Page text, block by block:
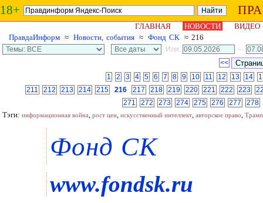
18+
ГЛАВНАЯ НОВОСТИ
ВИДЕО
ПравдаИнформ ≈ Новости, события ≈ Фонд СК ≈ 216
Или:
–
<<
1
2 3 4 5 6 7 8 9 10 11 12 13 14
211
212 213 214 215 216 217 218 219 220 221 222 223
271
272 273 274 275 276 277 278
Тэги: информационная война, рост цен, искусственный интеллект, авторское право, Трамп
Фонд СК
www.fondsk.ru